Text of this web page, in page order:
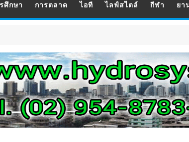
ศึกษา การตลาด ไอที ไลฟ์สไตล์ กีฬา ยา